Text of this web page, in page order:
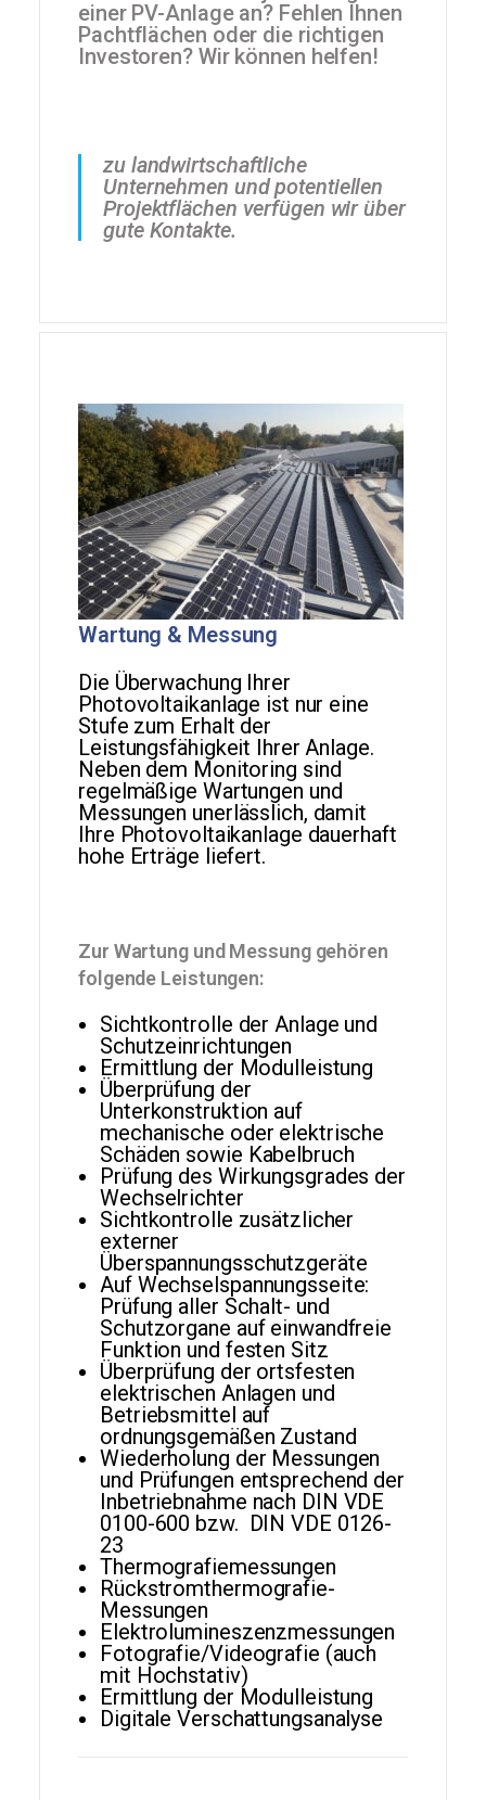
einer PV-Anlage an? Fehlen Ihnen
Pachtflächen oder die richtigen
Investoren? Wir können helfen!
zu landwirtschaftliche
Unternehmen und potentiellen
Projektflächen verfügen wir über
gute Kontakte.
Wartung & Messung
Die Überwachung Ihrer
Photovoltaikanlage ist nur eine
Stufe zum Erhalt der
Leistungsfähigkeit Ihrer Anlage.
Neben dem Monitoring sind
regelmäßige Wartungen und
Messungen unerlässlich, damit
Ihre Photovoltaikanlage dauerhaft
hohe Erträge liefert.
Zur Wartung und Messung gehören
folgende Leistungen:
Sichtkontrolle der Anlage und
Schutzeinrichtungen
Ermittlung der Modulleistung
Überprüfung der
Unterkonstruktion auf
mechanische oder elektrische
Schäden sowie Kabelbruch
Prüfung des Wirkungsgrades der
Wechselrichter
Sichtkontrolle zusätzlicher
externer
Überspannungsschutzgeräte
Auf Wechselspannungsseite:
Prüfung aller Schalt- und
Schutzorgane auf einwandfreie
Funktion und festen Sitz
Überprüfung der ortsfesten
elektrischen Anlagen und
Betriebsmittel auf
ordnungsgemäßen Zustand
Wiederholung der Messungen
und Prüfungen entsprechend der
Inbetriebnahme nach DIN VDE
0100-600 bzw. DIN VDE 0126-
23
Thermografiemessungen
Rückstromthermografie-
Messungen
Elektrolumineszenzmessungen
Fotografie/Videografie (auch
mit Hochstativ)
Ermittlung der Modulleistung
Digitale Verschattungsanalyse